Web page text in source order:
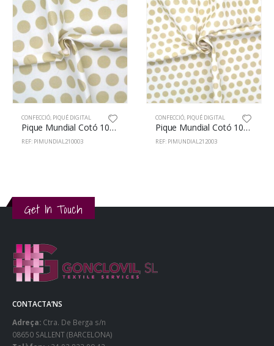
CONFECCIÓ PIQUÉ DIGITAL
Pique Mundial Cotó 100% 150cm 210/3
REF: PIMUNDIAL210003
CONFECCIÓ PIQUÉ DIGITAL
Pique Mundial Cotó 100% 150cm 212/3
REF: PIMUNDIAL212003
Get In Touch
CONTACTA’NS
Adreça: Ctra. De Berga s/n
08650 SALLENT (BARCELONA)